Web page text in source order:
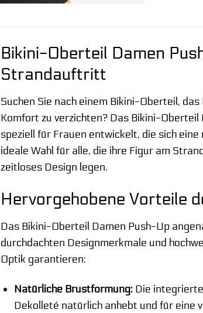
Bikini-Oberteil Damen
Strandauftritt
Suchen Sie nach einem Bikini-Oberteil,
Komfort zu verzichten? Das Bikini-
speziell für Frauen entwickelt, die sich
ideale Wahl für alle, die ihre Figur am
zeitloses Design legen.
Hervorgehobene Vorteile
Das Bikini-Oberteil Damen Push-Up
durchdachten Designmerkmale und
Optik garantieren:
Natürliche Brustformung: Die
Dekolleté natürlich anhebt und für eine